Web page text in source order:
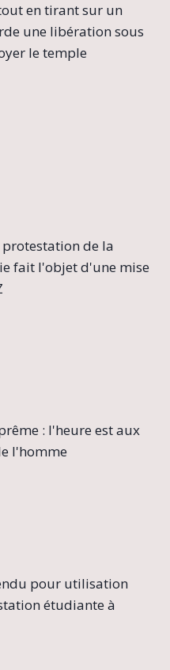
en tirant sur un
une libération sous
le temple
de la
fait l'objet d'une mise
: l'heure est aux
l'homme
pour utilisation
étudiante à